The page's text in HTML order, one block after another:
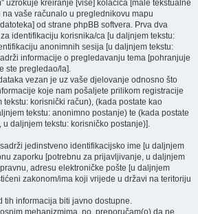
uzrokuje kreiranje [više] kolačića [male tekstualne
vaše računalo u preglednikovu mapu
od strane phpBB softvera. Prva dva
identifikaciju korisnika/ca [u daljnjem tekstu:
anonimnih sesija [u daljnjem tekstu:
informacije o pregledavanju tema [pohranjuje
ste pregledao/la].
vezan je uz vaše djelovanje odnosno što
koje nam pošaljete prilikom registracije
tekstu: korisnički račun), (kada postate kao
tekstu: anonimno postanje) te (kada postate
u daljnjem tekstu: korisničko postanje)].
jedinstveno identifikacijsko ime [u daljnjem
zaporku [potrebnu za prijavljivanje, u daljnjem
adresu elektroničke pošte [u daljnjem
zakonom/ima koji vrijede u državi na teritoriju
tih informacija biti javno dostupne.
mehanizmima, no, preporučam(o) da ne